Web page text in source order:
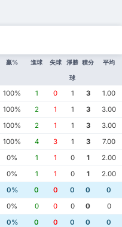
贏% 進球 失球 淨勝
球
積分 平均
100% 1 0 1 3
1.00
100% 2 1 1 3
3.00
100% 2 1 1 3
3.00
100% 4 3 1 3
7.00
0% 1 1 0 1
2.00
0% 1 1 0 1
2.00
0% 0 0 0 0
0
0% 0 0 0 0
0
0% 0 0 0 0
0